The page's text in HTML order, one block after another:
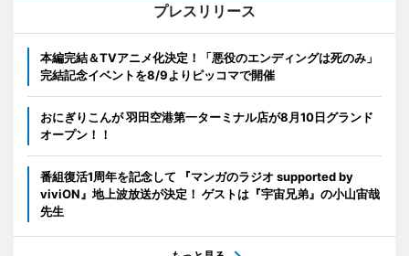
プレスリリース
本編完結＆TVアニメ化決定！「悪役のエンディングは死のみ」
完結記念イベントを8/9よりピッコマで開催
おにぎりこんが 羽田空港第一ターミナル店が8月10日グランド
オープン！！
番組復活1周年を記念して 『マンガのラジオ supported by
viviON』地上波放送が決定！ ゲストは『宇宙兄弟』の小山宙哉
先生